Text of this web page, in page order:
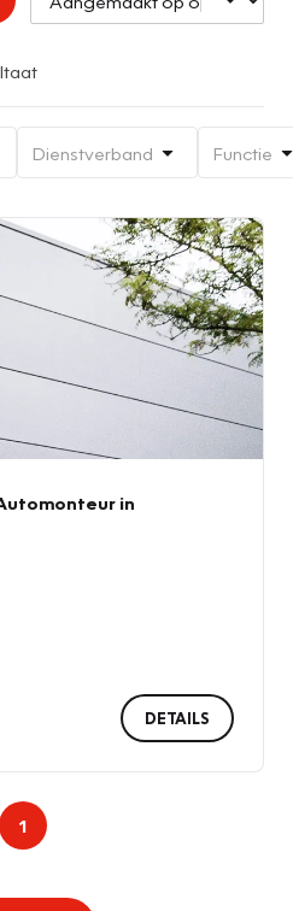
Dienstverband Functie
in
DETAILS
1